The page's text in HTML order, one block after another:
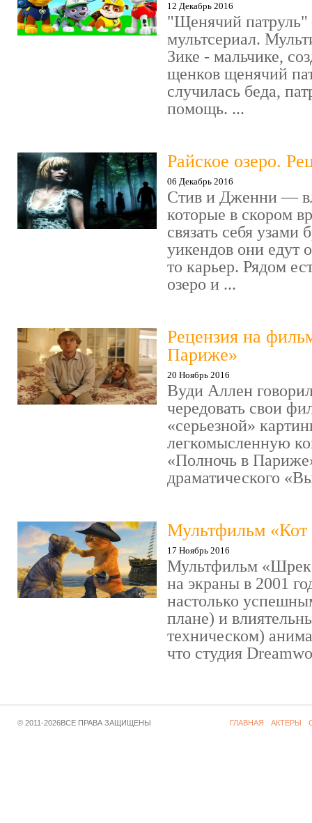
12 Декабрь 2016
"Щенячий патруль"
мультсериал.
Зике - мальчике,
щенков щенячий
случилась беда,
помощь. ...
Райское озеро.
06 Декабрь 2016
Стив и Дженни —
которые в скором
связать себя узами
уикендов они едут
то карьер. Рядом
озеро и ...
Рецензия на
Париже»
20 Ноябрь 2016
Вуди Аллен
чередовать свои
«серьезной»
легкомысленную
«Полночь в
драматического
Мультфильм «Кот
17 Ноябрь 2016
Мультфильм
на экраны в 2001
настолько
плане) и
техническом)
что студия
© 2011-2026ВСЕ ПРАВА ЗАЩИЩЕНЫ ГЛАВНАЯ АКТЕРЫ